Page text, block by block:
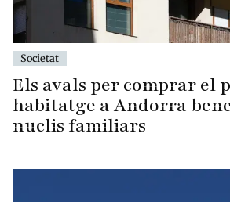
Societat
Els avals per comprar el
habitatge a Andorra
nuclis familiars